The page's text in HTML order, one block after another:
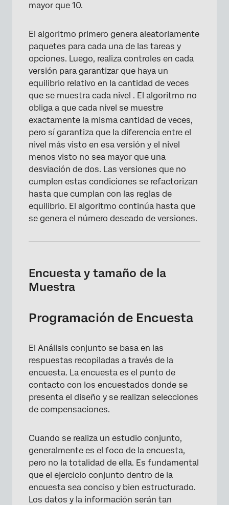
mayor que 10.
El algoritmo primero genera aleatoriamente
paquetes para cada una de las tareas y
opciones. Luego, realiza controles en cada
versión para garantizar que haya un
equilibrio relativo en la cantidad de veces
que se muestra cada nivel . El algoritmo no
obliga a que cada nivel se muestre
exactamente la misma cantidad de veces,
pero sí garantiza que la diferencia entre el
nivel más visto en esa versión y el nivel
menos visto no sea mayor que una
desviación de dos. Las versiones que no
cumplen estas condiciones se refactorizan
hasta que cumplan con las reglas de
equilibrio. El algoritmo continúa hasta que
se genera el número deseado de versiones.
Encuesta y tamaño de la
Muestra
Programación de Encuesta
El Análisis conjunto se basa en las
respuestas recopiladas a través de la
encuesta. La encuesta es el punto de
contacto con los encuestados donde se
presenta el diseño y se realizan selecciones
de compensaciones.
Cuando se realiza un estudio conjunto,
generalmente es el foco de la encuesta,
pero no la totalidad de ella. Es fundamental
que el ejercicio conjunto dentro de la
encuesta sea conciso y bien estructurado.
Los datos y la información serán tan